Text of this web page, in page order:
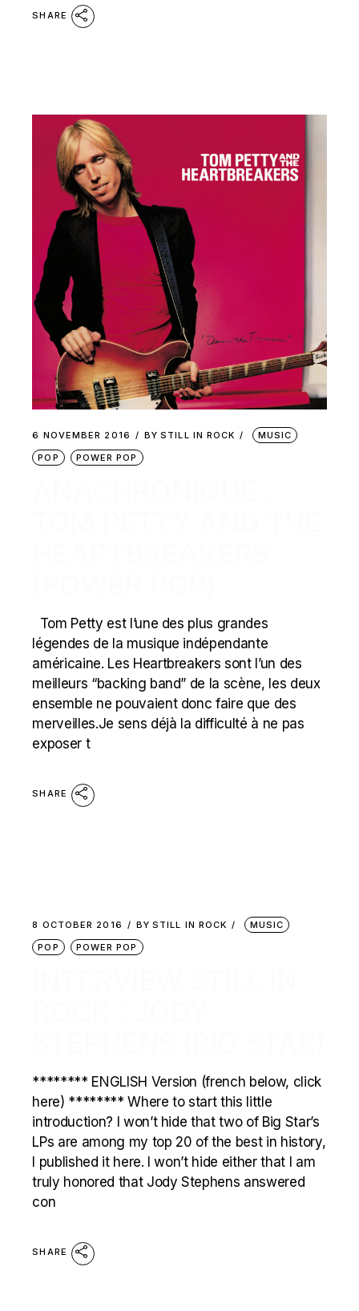
SHARE
6 NOVEMBER 2016 BY STILL IN ROCK
MUSIC
POP
POWER POP
Tom Petty est l’une des plus grandes
légendes de la musique indépendante
américaine. Les Heartbreakers sont l’un des
meilleurs “backing band” de la scène, les deux
ensemble ne pouvaient donc faire que des
merveilles.Je sens déjà la difficulté à ne pas
exposer t
SHARE
8 OCTOBER 2016 BY STILL IN ROCK
MUSIC
POP
POWER POP
******** ENGLISH Version (french below, click
here) ******** Where to start this little
introduction? I won’t hide that two of Big Star’s
LPs are among my top 20 of the best in history,
I published it here. I won’t hide either that I am
truly honored that Jody Stephens answered
con
SHARE